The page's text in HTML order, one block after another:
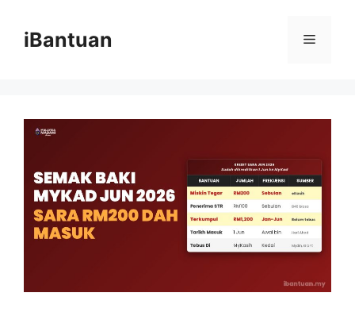
contentiBantuan Menu